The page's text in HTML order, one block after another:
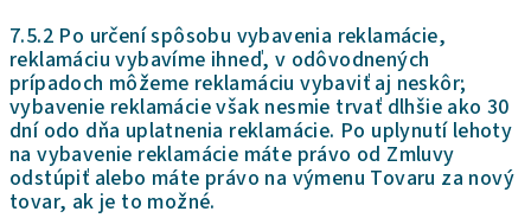
7.5.2 Po určení spôsobu vybavenia reklamácie,
reklamáciu vybavíme ihneď, v odôvodnených
prípadoch môžeme reklamáciu vybaviť aj neskôr;
vybavenie reklamácie však nesmie trvať dlhšie ako 30
dní odo dňa uplatnenia reklamácie. Po uplynutí lehoty
na vybavenie reklamácie máte právo od Zmluvy
odstúpiť alebo máte právo na výmenu Tovaru za nový
tovar, ak je to možné.